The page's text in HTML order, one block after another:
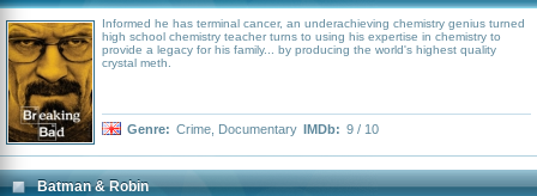
Informed he has terminal cancer, an underachieving chemistry genius turned
high school chemistry teacher turns to using his expertise in chemistry to
provide a legacy for his family... by producing the world's highest quality
crystal meth.
Genre: Crime Documentary IMDb: 9 / 10
Batman & Robin